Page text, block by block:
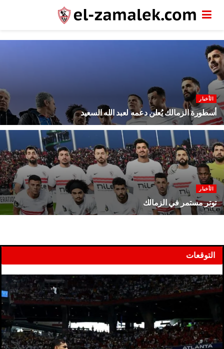
الأخبار
أسطورة الزمالك يُعلن دعمه لعبد الله السعيد
07.08.2026
الأخبار
توتر مستمر في الزمالك
التوقعات